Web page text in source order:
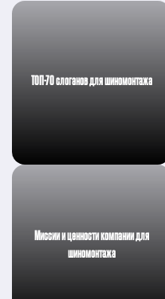
ТОП-70 слоганов для шиномонтажа
Миссии и ценности компании для
шиномонтажа